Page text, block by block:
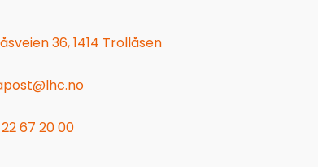
36, 1414 Trollåsen
67 20 00